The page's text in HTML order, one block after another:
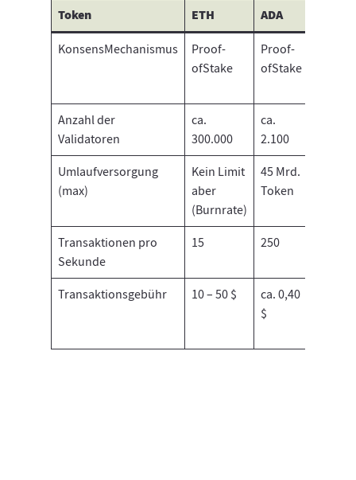
Token ETH ADA
KonsensMechanismus
Proof-
ofStake
Proof-
ofStake
Anzahl der
Validatoren
ca.
300.000
ca.
2.100
Umlaufversorgung
(max)
Kein Limit
aber
(Burnrate)
45 Mrd.
Token
Transaktionen pro
Sekunde
15 250
Transaktionsgebühr 10 – 50 $
ca. 0,40
$